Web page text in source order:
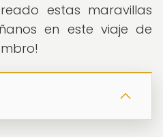
estas maravillas
en este viaje de